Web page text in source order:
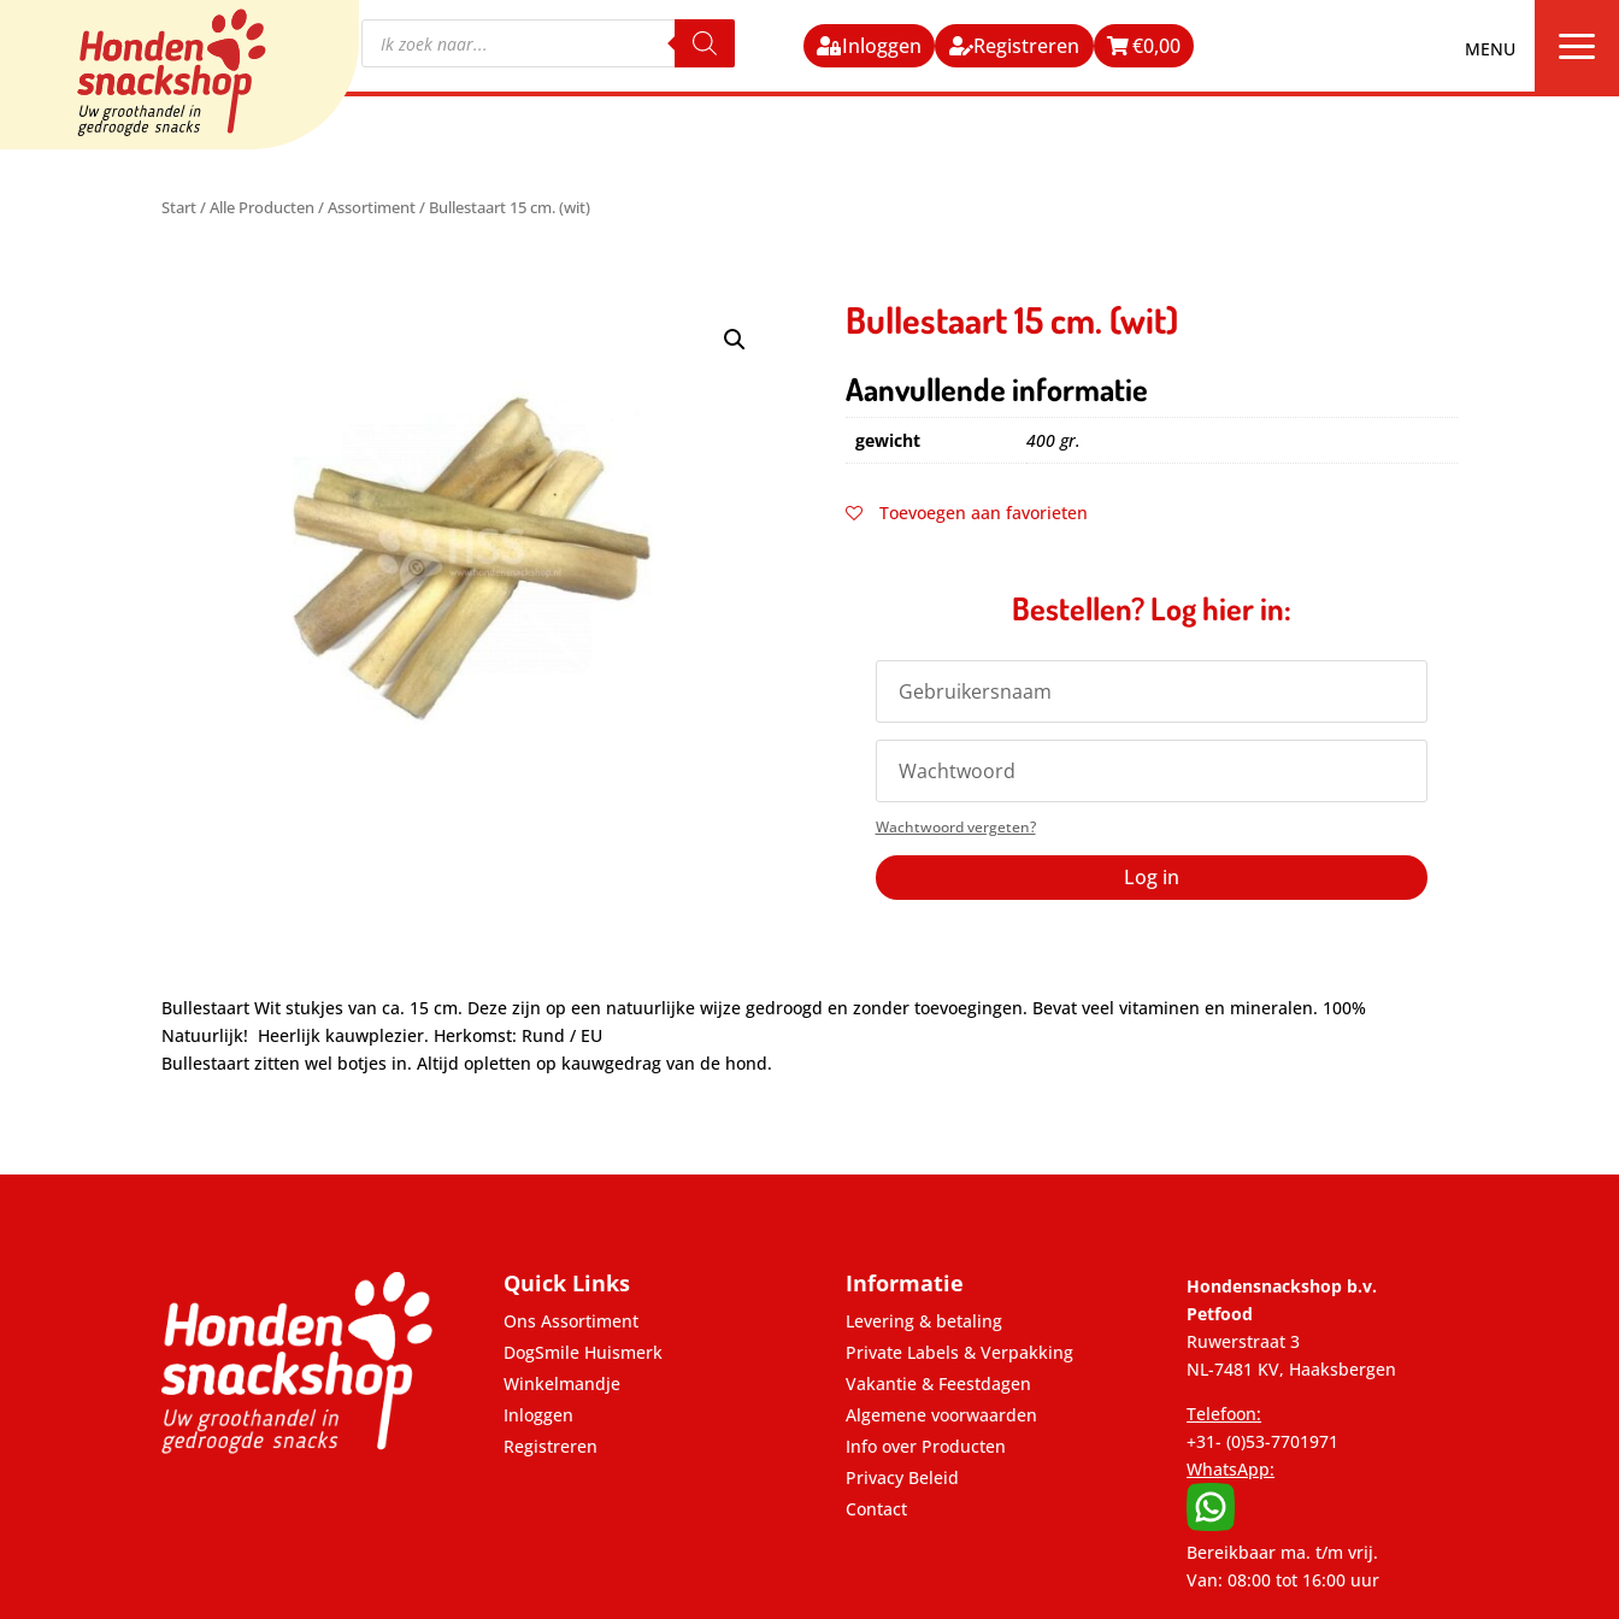
Inloggen Registreren €0,00 a
Start/Alle Producten /Assortiment/ Bullestaart 15 cm. (wit)
Bullestaart 15 cm. (wit)
Aanvullende informatie
gewicht 400 gr.
Toevoegen aan favorieten
Bestellen? Log hier in:
Wachtwoord vergeten?
Log in
Bullestaart Wit stukjes van ca. 15 cm. Deze zijn op een natuurlijke wijze gedroogd en zonder toevoegingen. Bevat veel vitaminen en mineralen. 100%
Natuurlijk! Heerlijk kauwplezier. Herkomst: Rund / EU
Bullestaart zitten wel botjes in. Altijd opletten op kauwgedrag van de hond.
Quick Links
Ons Assortiment
DogSmile Huismerk
Winkelmandje
Inloggen
Registreren
Informatie
Levering & betaling
Private Labels & Verpakking
Vakantie & Feestdagen
Algemene voorwaarden
Info over Producten
Privacy Beleid
Contact
Hondensnackshop b.v.
Petfood
Ruwerstraat 3
NL-7481 KV, Haaksbergen
Telefoon:
+31- (0)53-7701971
WhatsApp:
Bereikbaar ma. t/m vrij.
Van: 08:00 tot 16:00 uur